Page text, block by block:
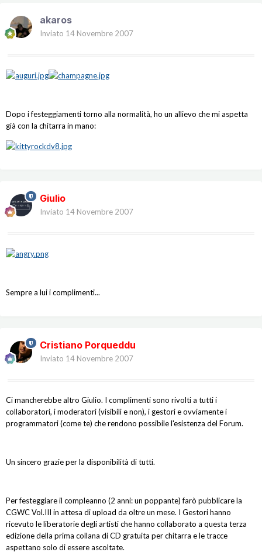
akaros
Inviato 14 Novembre 2007
Dopo i festeggiamenti torno alla normalità, ho un allievo che mi aspetta
già con la chitarra in mano:
Giulio
Inviato 14 Novembre 2007
Sempre a lui i complimenti...
Cristiano Porqueddu
Inviato 14 Novembre 2007
Ci mancherebbe altro Giulio. I complimenti sono rivolti a tutti i
collaboratori, i moderatori (visibili e non), i gestori e ovviamente i
programmatori (come te) che rendono possibile l'esistenza del Forum.
Un sincero grazie per la disponibilità di tutti.
Per festeggiare il compleanno (2 anni: un poppante) farò pubblicare la
CGWC Vol.III in attesa di upload da oltre un mese. I Gestori hanno
ricevuto le liberatorie degli artisti che hanno collaborato a questa terza
edizione della prima collana di CD gratuita per chitarra e le tracce
aspettano solo di essere ascoltate.